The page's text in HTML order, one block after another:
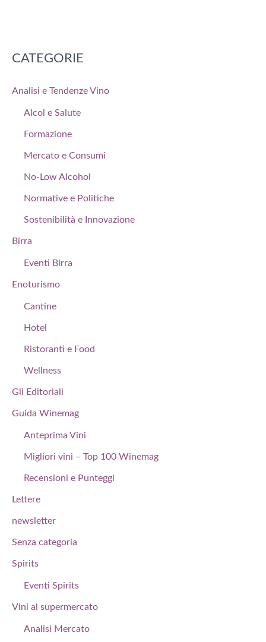
CATEGORIE
Analisi e Tendenze Vino
Alcol e Salute
Formazione
Mercato e Consumi
No-Low Alcohol
Normative e Politiche
Sostenibilità e Innovazione
Birra
Eventi Birra
Enoturismo
Cantine
Hotel
Ristoranti e Food
Wellness
Gli Editoriali
Guida Winemag
Anteprima Vini
Migliori vini – Top 100 Winemag
Recensioni e Punteggi
Lettere
newsletter
Senza categoria
Spirits
Eventi Spirits
Vini al supermercato
Analisi Mercato